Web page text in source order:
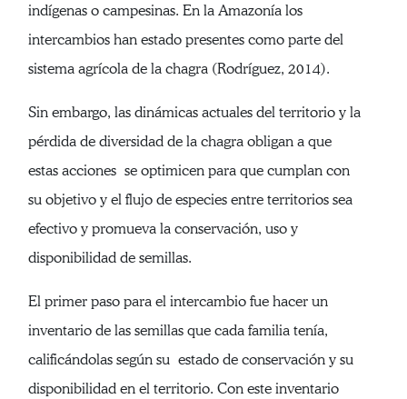
indígenas o campesinas. En la Amazonía los
intercambios han estado presentes como parte del
sistema agrícola de la chagra (Rodríguez, 2014).
Sin embargo, las dinámicas actuales del territorio y la
pérdida de diversidad de la chagra obligan a que
estas acciones se optimicen para que cumplan con
su objetivo y el flujo de especies entre territorios sea
efectivo y promueva la conservación, uso y
disponibilidad de semillas.
El primer paso para el intercambio fue hacer un
inventario de las semillas que cada familia tenía,
calificándolas según su estado de conservación y su
disponibilidad en el territorio. Con este inventario